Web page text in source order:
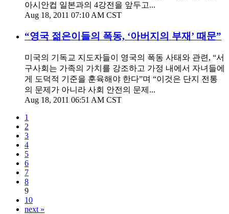
아시안컵 일본과의 4강전을 앞두고...
Aug 18, 2011 07:10 AM CST
“영국 젊은이들의 폭동, ‘아버지의 부재’ 때문”
미국의 기독교 지도자들이 영국의 폭동 사태와 관련, “서
구사회는 가족의 가치를 강조하고 가정 내에서 자녀들에
게 도덕적 기준을 훈육해야 한다”며 “이것은 단지 전통
의 문제가 아니라 사회 안전의 문제...
Aug 18, 2011 06:51 AM CST
1
2
3
4
5
6
7
8
9
10
next »